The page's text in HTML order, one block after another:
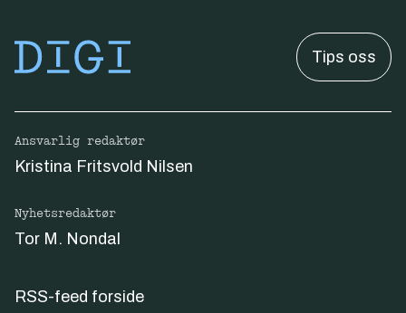
Tips oss
Ansvarlig redaktør
Kristina Fritsvold Nilsen
Nyhetsredaktør
Tor M. Nondal
RSS-feed forside